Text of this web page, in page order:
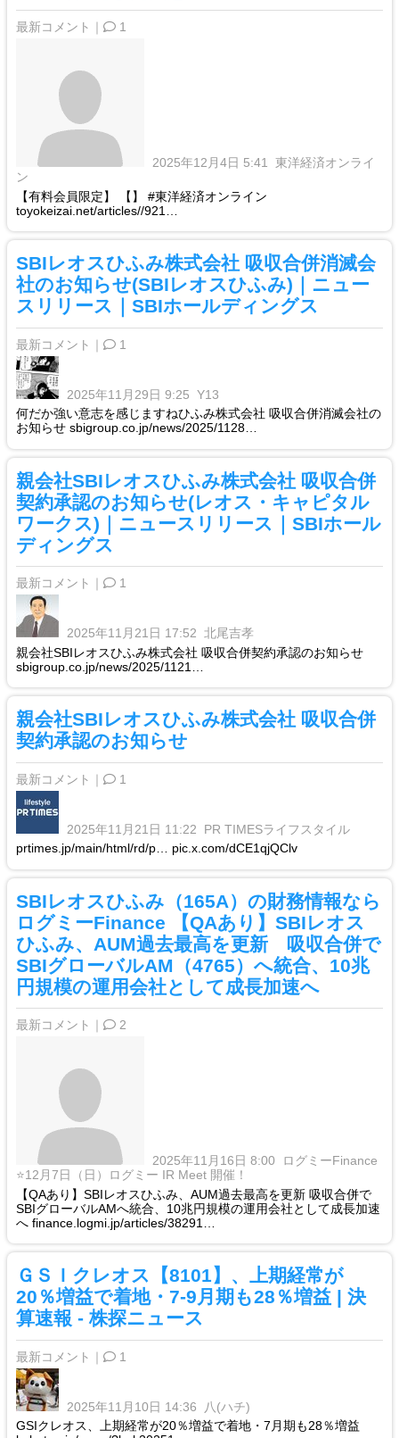
最新コメント｜ 1
2025年12月4日 5:41
東洋経済オンライ
ン
【有料会員限定】 【】 #東洋経済オンライン
toyokeizai.net/articles//921…
SBIレオスひふみ株式会社 吸収合併消滅会
社のお知らせ(SBIレオスひふみ)｜ニュー
スリリース｜SBIホールディングス
最新コメント｜ 1
2025年11月29日 9:25 Y13
何だか強い意志を感じますねひふみ株式会社 吸収合併消滅会社の
お知らせ sbigroup.co.jp/news/2025/1128…
親会社SBIレオスひふみ株式会社 吸収合併
契約承認のお知らせ(レオス・キャピタル
ワークス)｜ニュースリリース｜SBIホール
ディングス
最新コメント｜ 1
2025年11月21日 17:52 北尾吉孝
親会社SBIレオスひふみ株式会社 吸収合併契約承認のお知らせ
sbigroup.co.jp/news/2025/1121…
親会社SBIレオスひふみ株式会社 吸収合併
契約承認のお知らせ
最新コメント｜ 1
2025年11月21日 11:22
PR TIMESライフスタイル
prtimes.jp/main/html/rd/p… pic.x.com/dCE1qjQClv
SBIレオスひふみ（165A）の財務情報なら
ログミーFinance 【QAあり】SBIレオス
ひふみ、AUM過去最高を更新 吸収合併で
SBIグローバルAM（4765）へ統合、10兆
円規模の運用会社として成長加速へ
最新コメント｜ 2
2025年11月16日 8:00
ログミーFinance
⭐️12月7日（日）ログミー IR Meet 開催！
【QAあり】SBIレオスひふみ、AUM過去最高を更新 吸収合併で
SBIグローバルAMへ統合、10兆円規模の運用会社として成長加速
へ finance.logmi.jp/articles/38291…
ＧＳＩクレオス【8101】、上期経常が
20％増益で着地・7-9月期も28％増益 | 決
算速報 - 株探ニュース
最新コメント｜ 1
2025年11月10日 14:36
八(ハチ)
GSIクレオス、上期経常が20％増益で着地・7月期も28％増益